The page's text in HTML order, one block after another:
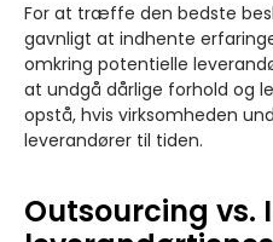
For at træffe den bedste
gavnligt at indhente
omkring potentielle
at undgå dårlige forhold og
opstå, hvis virksomheden
leverandører til tiden.
Outsourcing vs.